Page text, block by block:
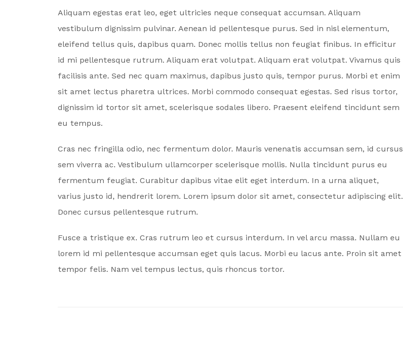
Aliquam egestas erat leo, eget ultricies neque consequat accumsan. Aliquam
vestibulum dignissim pulvinar. Aenean id pellentesque purus. Sed in nisl elementum,
eleifend tellus quis, dapibus quam. Donec mollis tellus non feugiat finibus. In efficitur
id mi pellentesque rutrum. Aliquam erat volutpat. Aliquam erat volutpat. Vivamus quis
facilisis ante. Sed nec quam maximus, dapibus justo quis, tempor purus. Morbi et enim
sit amet lectus pharetra ultrices. Morbi commodo consequat egestas. Sed risus tortor,
dignissim id tortor sit amet, scelerisque sodales libero. Praesent eleifend tincidunt sem
eu tempus.
Cras nec fringilla odio, nec fermentum dolor. Mauris venenatis accumsan sem, id cursus
sem viverra ac. Vestibulum ullamcorper scelerisque mollis. Nulla tincidunt purus eu
fermentum feugiat. Curabitur dapibus vitae elit eget interdum. In a urna aliquet,
varius justo id, hendrerit lorem. Lorem ipsum dolor sit amet, consectetur adipiscing elit.
Donec cursus pellentesque rutrum.
Fusce a tristique ex. Cras rutrum leo et cursus interdum. In vel arcu massa. Nullam eu
lorem id mi pellentesque accumsan eget quis lacus. Morbi eu lacus ante. Proin sit amet
tempor felis. Nam vel tempus lectus, quis rhoncus tortor.